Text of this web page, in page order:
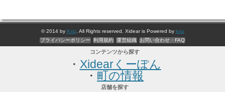
© 2014 by Kxiz. All Rights reserved. Xidear is Powered by kxiz
プライバシーポリシー
利用規約 運営組織 お問い合わせ・FAQ
コンテンツから探す
・ Xidearくーぽん
・ 町の情報
店舗を探す